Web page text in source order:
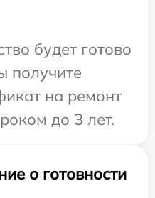
будет готово
получите
на ремонт
до 3 лет.
о готовности